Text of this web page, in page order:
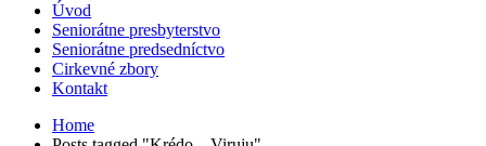
Úvod
Seniorátne presbyterstvo
Seniorátne predsedníctvo
Cirkevné zbory
Kontakt
Home